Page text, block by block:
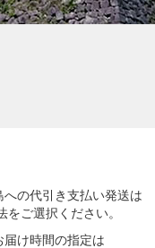
への代引き支払い発送は
ご選択ください。
届け時間の指定は